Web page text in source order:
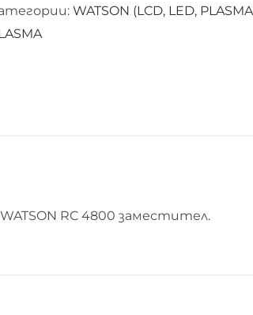
за
WATSON
WATSON (LCD, LED,
RC 4800 заместител.